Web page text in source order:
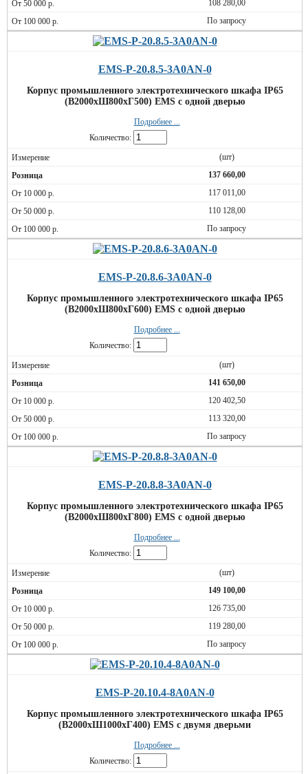
108 280,00
По запросу
EMS-P-20.8.5-3A0AN-0
Корпус промышленного электротехнического шкафа IP65
(В2000хШ800хГ500) EMS c одной дверью
Подробнее ...
Количество:
(шт)
137 660,00
117 011,00
110 128,00
По запросу
EMS-P-20.8.6-3A0AN-0
Корпус промышленного электротехнического шкафа IP65
(В2000хШ800хГ600) EMS c одной дверью
Подробнее ...
Количество:
(шт)
141 650,00
120 402,50
113 320,00
По запросу
EMS-P-20.8.8-3A0AN-0
Корпус промышленного электротехнического шкафа IP65
(В2000хШ800хГ800) EMS c одной дверью
Подробнее ...
Количество:
(шт)
149 100,00
126 735,00
119 280,00
По запросу
EMS-P-20.10.4-8A0AN-0
Корпус промышленного электротехнического шкафа IP65
(В2000хШ1000хГ400) EMS c двумя дверьми
Подробнее ...
Количество: